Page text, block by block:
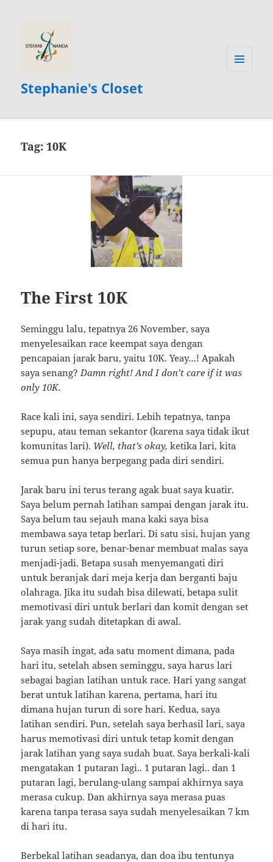
Stephanie's Closet
Tag: 10K
The First 10K
Seminggu lalu, tepatnya 26 November, saya
menyelesaikan race keempat saya dengan
pencapaian jarak baru, yaitu 10K. Yeay…! Apakah
saya senang? Damn right! And I don’t care if it was
only 10K.
Race kali ini, saya sendiri. Lebih tepatnya, tanpa
sepupu, atau teman sekantor (karena saya tidak ikut
komunitas lari). Well, that’s okay, ketika lari, kita
semua pun hanya berpegang pada diri sendiri.
Jarak baru ini terus terang agak buat saya kuatir.
Saya belum pernah latihan sampai dengan jarak itu.
Saya belum tau sejauh mana kaki saya bisa
membawa saya tetap berlari. Di satu sisi, hujan yang
turun setiap sore, benar-benar membuat malas saya
menjadi-jadi. Betapa susah menyemangati diri
untuk beranjak dari meja kerja dan berganti baju
olahraga. Jika itu sudah bisa dilewati, betapa sulit
memotivasi diri untuk berlari dan komit dengan set
jarak yang sudah ditetapkan di awal.
Saya masih ingat, ada satu moment dimana, pada
hari itu, setelah absen seminggu, saya harus lari
sebagai bagian latihan untuk race. Hari yang sangat
berat untuk latihan karena, pertama, hari itu
dimana hujan turun di sore hari. Kedua, saya
latihan sendiri. Pun, setelah saya berhasil lari, saya
harus memotivasi diri untuk tetap komit dengan
jarak latihan yang saya sudah buat. Saya berkali-kali
mengatakan 1 putaran lagi.. 1 putaran lagi.. dan 1
putaran lagi, berulang-ulang sampai akhirnya saya
merasa cukup. Dan akhirnya saya merasa puas
karena tanpa terasa saya sudah menyelesaikan 7 km
di hari itu.
Berbekal latihan seadanya, dan doa ibu tentunya